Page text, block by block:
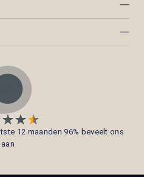
12 maanden 96% beveelt ons
aan